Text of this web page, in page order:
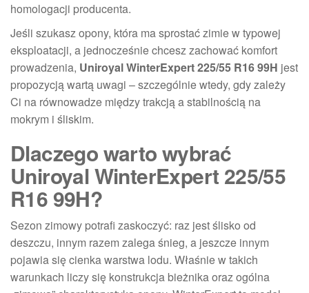
homologacji producenta.
Jeśli szukasz opony, która ma sprostać zimie w typowej
eksploatacji, a jednocześnie chcesz zachować komfort
prowadzenia, Uniroyal WinterExpert 225/55 R16 99H jest
propozycją wartą uwagi – szczególnie wtedy, gdy zależy
Ci na równowadze między trakcją a stabilnością na
mokrym i śliskim.
Dlaczego warto wybrać
Uniroyal WinterExpert 225/55
R16 99H?
Sezon zimowy potrafi zaskoczyć: raz jest ślisko od
deszczu, innym razem zalega śnieg, a jeszcze innym
pojawia się cienka warstwa lodu. Właśnie w takich
warunkach liczy się konstrukcja bieżnika oraz ogólna